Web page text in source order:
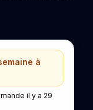
à
il y a 29